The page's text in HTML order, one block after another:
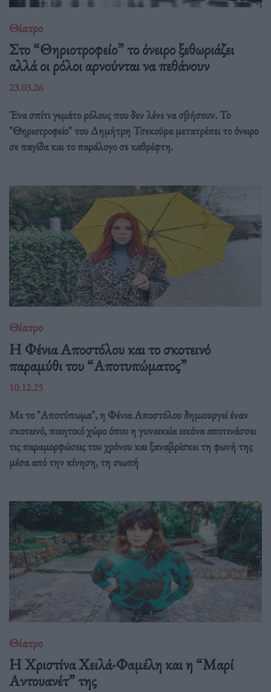
Θέατρο
Στο “Θηριοτροφείο” το όνειρο ξεθωριάζει
αλλά οι ρόλοι αρνούνται να πεθάνουν
23.03.26
Ένα σπίτι γεμάτο ρόλους που δεν λένε να σβήσουν. Το
"Θηριοτροφείο" του Δημήτρη Τσεκούρα μετατρέπει το όνειρο
σε παγίδα και το παράλογο σε καθρέφτη.
Θέατρο
Η Φένια Αποστόλου και το σκοτεινό
παραμύθι του “Αποτυπώματος”
10.12.25
Με το "Αποτύπωμα", η Φένια Αποστόλου δημιουργεί έναν
σκοτεινό, ποιητικό χώρο όπου η γυναικεία εικόνα αποτινάσσει
τις παραμορφώσεις του χρόνου και ξαναβρίσκει τη φωνή της
μέσα από την κίνηση, τη σιωπή
Θέατρο
Η Χριστίνα Χειλά-Φαμέλη και η “Μαρί
Αντουανέτ” της